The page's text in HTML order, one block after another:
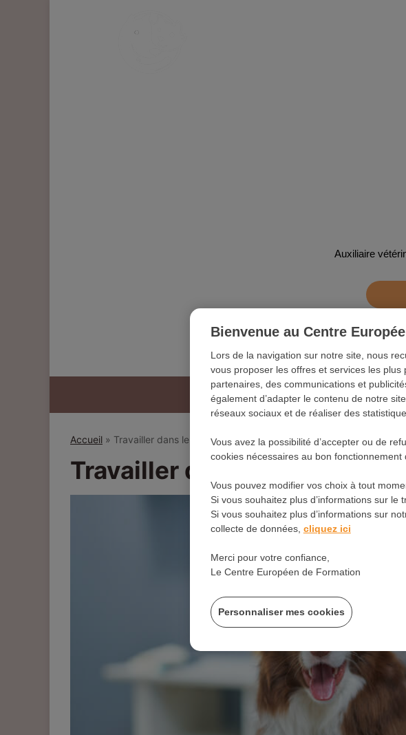
Formations
Accueil » Travailler dans le domaine animalier
Travailler dans le domaine
Bienvenue au Centre
Lors de la navigation sur notre site, nous
vous proposer les offres et services les
partenaires, des communications et
également d’adapter le contenu de notre
réseaux sociaux et de réaliser des
Vous avez la possibilité d’accepter ou de
cookies nécessaires au bon fonctionnement
Vous pouvez modifier vos choix à tout
Si vous souhaitez plus d’informations sur le
Si vous souhaitez plus d’informations sur
collecte de données, cliquez ici
Merci pour votre confiance,
Le Centre Européen de Formation
Personnaliser mes cookies